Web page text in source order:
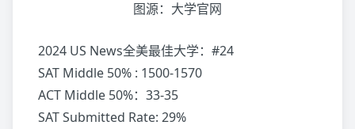
图源：大学官网
2024 US News全美最佳大学：#24
SAT Middle 50% : 1500-1570
ACT Middle 50%：33-35
SAT Submitted Rate: 29%